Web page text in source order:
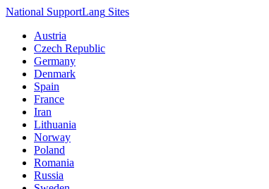
National SupportLang Sites
Austria
Czech Republic
Germany
Denmark
Spain
France
Iran
Lithuania
Norway
Poland
Romania
Russia